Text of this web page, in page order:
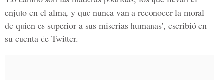
enjuto en el alma, y que nunca van a reconocer la moral
de quien es superior a sus miserias humanas', escribió en
su cuenta de Twitter.